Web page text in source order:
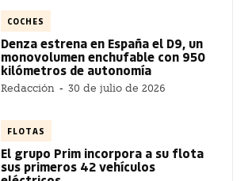
COCHES
Denza estrena en España el D9, un
monovolumen enchufable con 950
kilómetros de autonomía
Redacción - 30 de julio de 2026
FLOTAS
El grupo Prim incorpora a su flota
sus primeros 42 vehículos